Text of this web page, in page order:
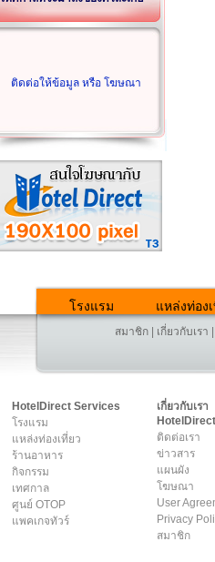
ติดต่อให้ข้อมูล หรือ โฆษณา
โรงแรม แหล่งท่อง
สมาชิก เกี่ยวกับเรา
HotelDirect Services
โรงแรม
แหล่งท่องเที่ยว
ร้านอาหาร
กิจกรรม
เทศกาล
ศูนย์ OTOP
แพคเกจทัวร์
เกี่ยวกับเรา
ติดต่อเรา
ข่าวสาร
แผนผัง
โฆษณา
User
Privacy
สมาชิก